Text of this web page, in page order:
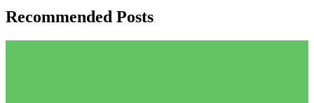
Recommended Posts